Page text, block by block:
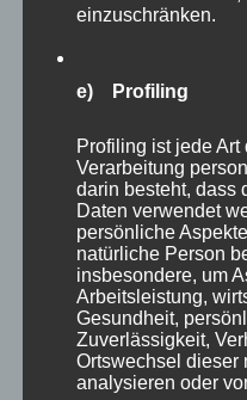
Die
und anhaltende
sicher nicht
nicht immer nur
einzuschränken.
e) Profiling
Profiling ist jede
Verarbeitung
darin besteht, dass
Daten verwendet
persönliche
natürliche Person
insbesondere, um
Arbeitsleistung,
Gesundheit,
Zuverlässigkeit,
Ortswechsel dieser
analysieren oder